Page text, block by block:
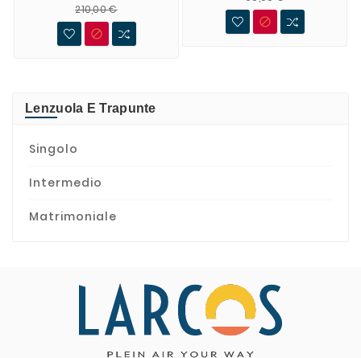
210,00 €


Lenzuola E Trapunte
Singolo
Intermedio
Matrimoniale